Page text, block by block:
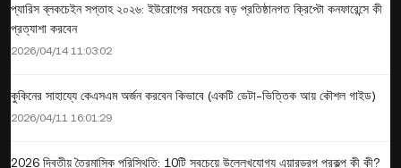
প্যারিস ব্লকচেইন সপ্তাহ ২০২৬: ইউরোপের সবচেয়ে বড় প্রতিষ্ঠানগত ক্রিপ্টো কনফারেন্সে কী
প্রত্যাশা করবেন
2026/04/14 11:03:02
কুকিনের সাহায্যে কেএসএম অর্জন করবেন কিভাবে (একটি ডেটা-ভিত্তিক আয় কৌশল গাইড)
2026/04/11 16:01:29
2026 দ্বিতীয় ত্রৈমাসিক পরিস্থিতি: 10টি সবচেয়ে উল্লেখযোগ্য এয়ারড্রপ প্রকল্প কী কী?